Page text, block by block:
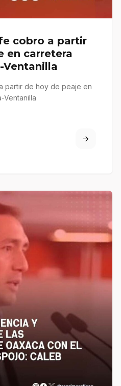
cobro a partir
en carretera
Ventanilla
partir de hoy de peaje en
Ventanilla